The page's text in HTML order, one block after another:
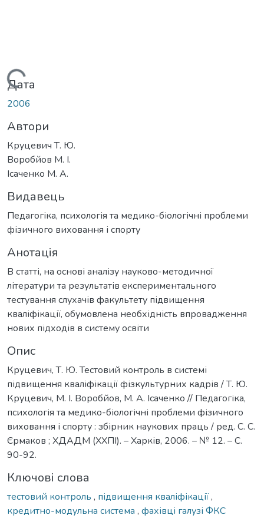
Вантажиться...
Дата
2006
Автори
Круцевич Т. Ю.
Воробйов М. І.
Ісаченко М. А.
Видавець
Педагогіка, психологія та медико-біологічні проблеми
фізичного виховання і спорту
Анотація
В статті, на основі аналізу науково-методичної
літератури та результатів експериментального
тестування слухачів факультету підвищення
кваліфікації, обумовлена необхідність впровадження
нових підходів в систему освіти
Опис
Круцевич, Т. Ю. Тестовий контроль в системі
підвищення кваліфікації фізкультурних кадрів / Т. Ю.
Круцевич, М. І. Воробйов, М. А. Ісаченко // Педагогіка,
психологія та медико-біологічні проблеми фізичного
виховання і спорту : збірник наукових праць / ред. С. С.
Єрмаков ; ХДАДМ (ХХПІ). – Харків, 2006. – № 12. – С.
90-92.
Ключові слова
тестовий контроль , підвищення кваліфікації,
кредитно-модульна система , фахівці галузі ФКС